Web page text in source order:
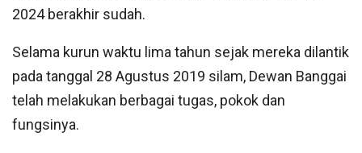
2024 berakhir sudah.
Selama kurun waktu lima tahun sejak mereka dilantik
pada tanggal 28 Agustus 2019 silam, Dewan Banggai
telah melakukan berbagai tugas, pokok dan
fungsinya.